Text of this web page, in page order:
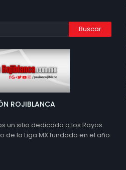
ROJIBLANCA
un sitio dedicado a los Rayos
de la Liga MX fundado en el año